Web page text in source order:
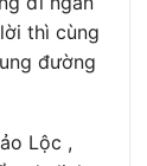
thì cùng
đường
Lộc ,